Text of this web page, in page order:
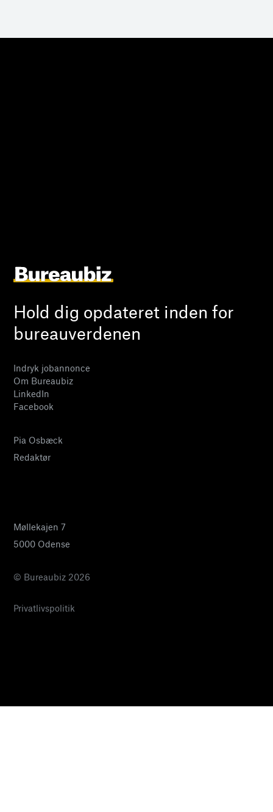
Hold dig opdateret inden for
bureauverdenen
Indryk jobannonce
Om Bureaubiz
LinkedIn
Facebook
Pia Osbæck
Redaktør
Møllekajen 7
5000 Odense
© Bureaubiz 2026
Privatlivspolitik